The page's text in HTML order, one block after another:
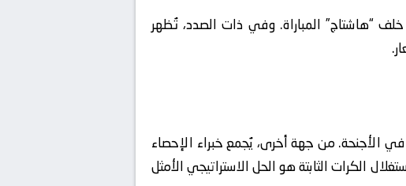
“هاشتاج” المباراة. وفي ذات الصدد، تُظهر
في الأجنحة. من جهة أخرى، يُجمع خبراء الإحصاء
الثلاث. فيما يُعد استغلال الكرات الثابتة هو الحل الاستراتيجي الأمثل